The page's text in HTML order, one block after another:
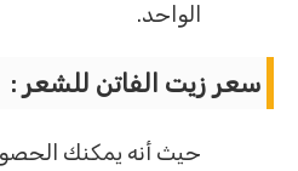
الواحد.
سعر زيت الفاتن للشعر :
حيث أنه يمكنك